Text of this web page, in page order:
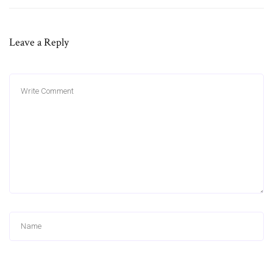
Leave a Reply